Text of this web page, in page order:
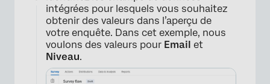
intégrées pour lesquels vous souhaitez
obtenir des valeurs dans l’aperçu de
votre enquête. Dans cet exemple, nous
voulons des valeurs pour Email et
Niveau.